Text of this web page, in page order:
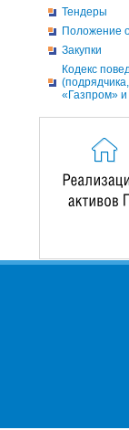
Тендеры
Положение
Закупки
Кодекс
«Газпром»